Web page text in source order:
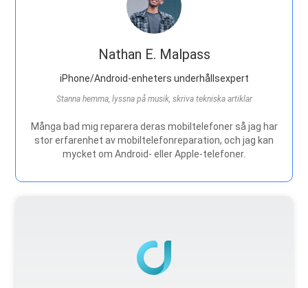
Nathan E. Malpass
iPhone/Android-enheters underhållsexpert
Stanna hemma, lyssna på musik, skriva tekniska artiklar
Många bad mig reparera deras mobiltelefoner så jag har
stor erfarenhet av mobiltelefonreparation, och jag kan
mycket om Android- eller Apple-telefoner.